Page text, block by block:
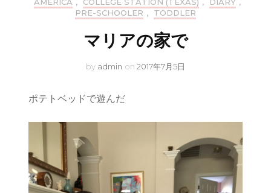
AMERICA , COLLEGE STATION (TEXAS) , DIARY ,
PRE-SCHOOLER , TODDLER
マリアの家で
by admin on 2017年7月5日
ポテトベッドで遊んだ